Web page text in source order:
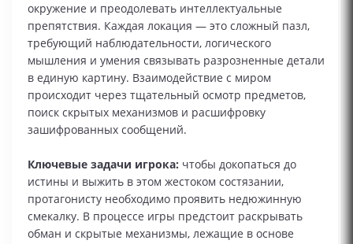
окружение и преодолевать интеллектуальные
препятствия. Каждая локация — это сложный пазл,
требующий наблюдательности, логического
мышления и умения связывать разрозненные детали
в единую картину. Взаимодействие с миром
происходит через тщательный осмотр предметов,
поиск скрытых механизмов и расшифровку
зашифрованных сообщений.
Ключевые задачи игрока: чтобы докопаться до
истины и выжить в этом жестоком состязании,
протагонисту необходимо проявить недюжинную
смекалку. В процессе игры предстоит раскрывать
обман и скрытые механизмы, лежащие в основе